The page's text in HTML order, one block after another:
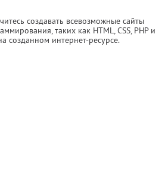
создавать всевозможные сайты
таких как HTML, CSS, PHP и
созданном интернет-ресурсе.